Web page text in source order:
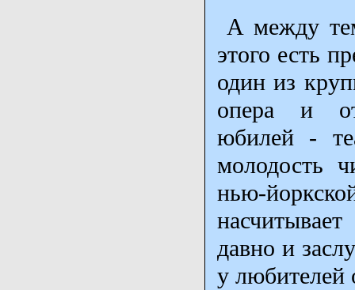
А между
этого есть
один из
опера и
юбилей -
молодость
нью-
давно и
у любителей